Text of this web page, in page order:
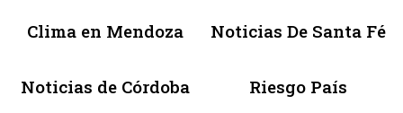
Clima en Mendoza Noticias De Santa Fé
Noticias de Córdoba Riesgo País